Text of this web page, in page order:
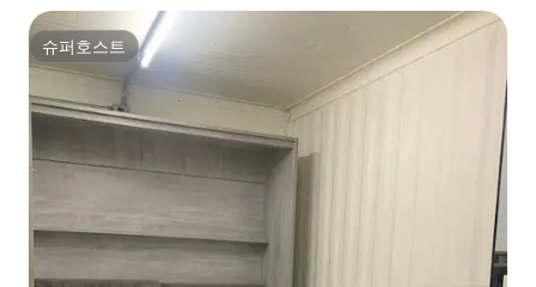
슈퍼호스트
슈퍼호스트